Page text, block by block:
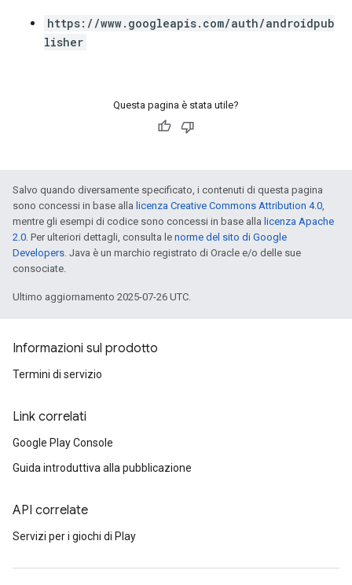
https://www.googleapis.com/auth/androidpub
lisher
Questa pagina è stata utile?
Salvo quando diversamente specificato, i contenuti di questa pagina
sono concessi in base alla licenza Creative Commons Attribution 4.0,
mentre gli esempi di codice sono concessi in base alla licenza Apache
2.0. Per ulteriori dettagli, consulta le norme del sito di Google
Developers. Java è un marchio registrato di Oracle e/o delle sue
consociate.
Ultimo aggiornamento 2025-07-26 UTC.
Informazioni sul prodotto
Termini di servizio
Link correlati
Google Play Console
Guida introduttiva alla pubblicazione
API correlate
Servizi per i giochi di Play